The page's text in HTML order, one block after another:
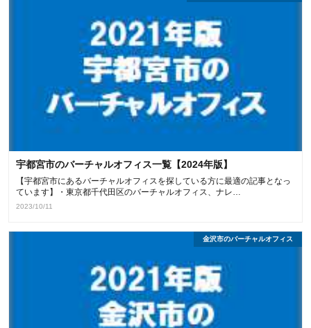
宇都宮市のバーチャルオフィス一覧【2024年版】
【宇都宮市にあるバーチャルオフィスを探している方に最適の記事となっ
ています】・東京都千代田区のバーチャルオフィス、ナレ…
2023/10/11
金沢市のバーチャルオフィス